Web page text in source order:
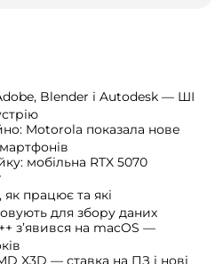
Blender і Autodesk — ШІ
Motorola показала нове
мобільна RTX 5070
працює та які
для збору даних
з’явився на macOS —
X3D — ставка на ПЗ і нові